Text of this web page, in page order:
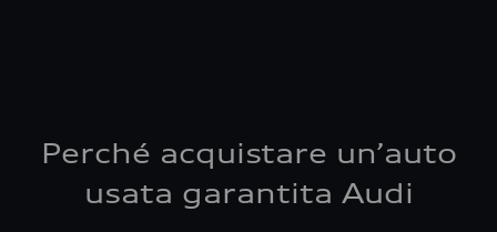
Perché acquistare un’auto
usata garantita Audi